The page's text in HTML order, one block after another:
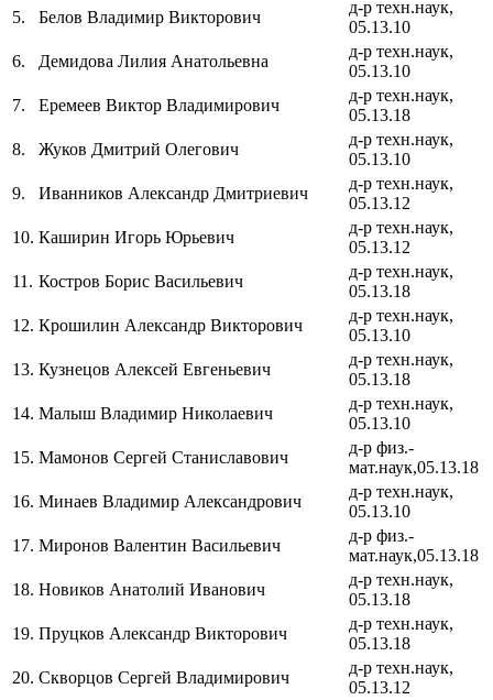
5.
Белов Владимир Викторович
д-р техн.наук,
05.13.10
6.
Демидова Лилия Анатольевна
д-р техн.наук,
05.13.10
7.
Еремеев Виктор Владимирович
д-р техн.наук,
05.13.18
8.
Жуков Дмитрий Олегович
д-р техн.наук,
05.13.10
9.
Иванников Александр Дмитриевич
д-р техн.наук,
05.13.12
10. Каширин Игорь Юрьевич
д-р техн.наук,
05.13.12
11. Костров Борис Васильевич
д-р техн.наук,
05.13.18
12. Крошилин Александр Викторович
д-р техн.наук,
05.13.10
13. Кузнецов Алексей Евгеньевич
д-р техн.наук,
05.13.18
14. Малыш Владимир Николаевич
д-р техн.наук,
05.13.10
15. Мамонов Сергей Станиславович
д-р физ.-
мат.наук,05.13.18
16. Минаев Владимир Александрович
д-р техн.наук,
05.13.10
17. Миронов Валентин Васильевич
д-р физ.-
мат.наук,05.13.18
18. Новиков Анатолий Иванович
д-р техн.наук,
05.13.18
19. Пруцков Александр Викторович
д-р техн.наук,
05.13.18
20. Скворцов Сергей Владимирович
д-р техн.наук,
05.13.12